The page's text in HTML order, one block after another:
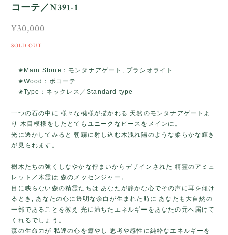
コーテ／N391-1
¥30,000
SOLD OUT
✬Main Stone：モンタナアゲート, プラシオライト
✬Wood：ボコーテ
✬Type：ネックレス／Standard type
一つの石の中に 様々な模様が描かれる 天然のモンタナアゲートよ
り 木目模様をしたとてもユニークなピースをメインに。
光に透かしてみると 朝霧に射し込む木洩れ陽のような柔らかな輝き
が見られます。
樹木たちの強くしなやかな佇まいからデザインされた 精霊のアミュ
レット／木霊は 森のメッセンジャー。
目に映らない森の精霊たちは あなたが静かな心でその声に耳を傾け
るとき, あなたの心に透明な余白が生まれた時に あなたも大自然の
一部であることを教え 光に満ちたエネルギーをあなたの元へ届けて
くれるでしょう。
森の生命力が 私達の心を癒やし 思考や感性に純粋なエネルギーを